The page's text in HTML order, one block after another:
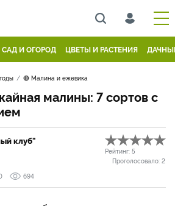
САД И ОГОРОД ЦВЕТЫ И РАСТЕНИЯ
🔴 Малина и ежевика
малины: 7 сортов с
клуб"
Рейтинг: 5
Проголосовало: 2
694